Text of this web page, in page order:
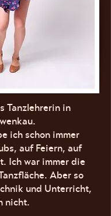
Tanzlehrerin in
ich schon immer
auf Feiern, auf
Ich war immer die
Aber so
und Unterricht,
nicht.